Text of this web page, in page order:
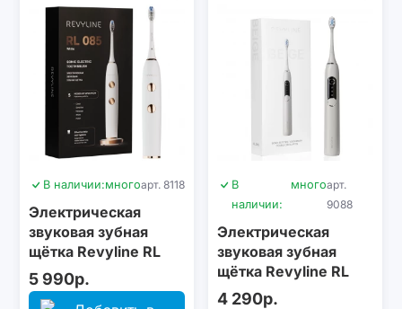
В наличии:многоарт. 8118
Электрическая
звуковая зубная
щётка Revyline RL
085 White
5 990р.
В
наличии:
многоарт.
9088
Электрическая
звуковая зубная
щётка Revyline RL
066 Beige
4 290р.